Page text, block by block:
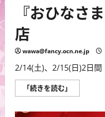
『おひなさ
店
wawa@fancy.ocn.ne.jp
2/14(土)、2/15(日)2日間
「続きを読む」
ひ